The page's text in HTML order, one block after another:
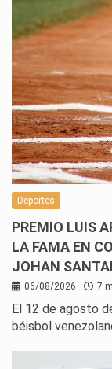
Deportes
PREMIO LUIS
LA FAMA EN
JOHAN
06/08/2026 7
El 12 de agosto
béisbol